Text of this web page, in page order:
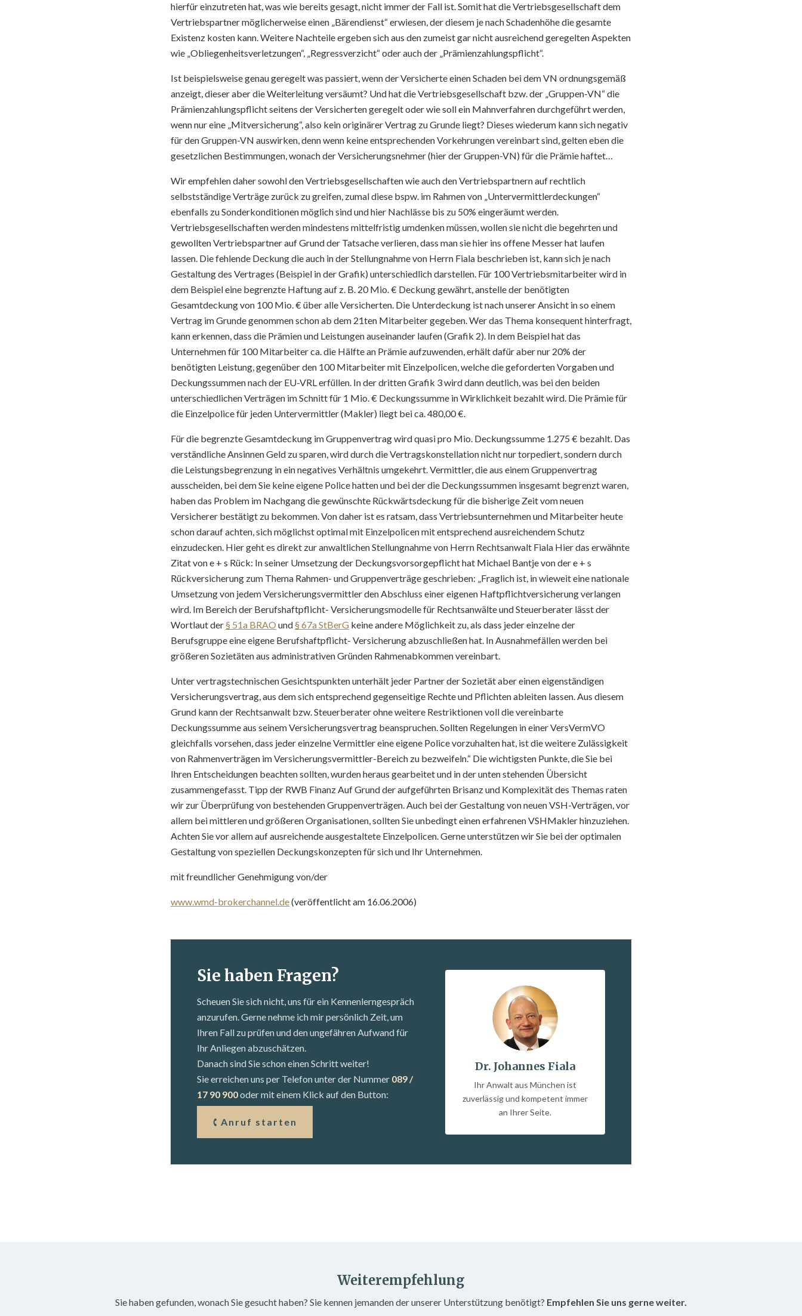
hierfür einzutreten hat, was wie bereits gesagt, nicht immer der Fall ist. Somit hat die Vertriebsgesellschaft dem
Vertriebspartner möglicherweise einen „Bärendienst“ erwiesen, der diesem je nach Schadenhöhe die gesamte
Existenz kosten kann. Weitere Nachteile ergeben sich aus den zumeist gar nicht ausreichend geregelten Aspekten
wie „Obliegenheitsverletzungen“, „Regressverzicht“ oder auch der „Prämienzahlungspflicht“.
Ist beispielsweise genau geregelt was passiert, wenn der Versicherte einen Schaden bei dem VN ordnungsgemäß
anzeigt, dieser aber die Weiterleitung versäumt? Und hat die Vertriebsgesellschaft bzw. der „Gruppen-VN“ die
Prämienzahlungspflicht seitens der Versicherten geregelt oder wie soll ein Mahnverfahren durchgeführt werden,
wenn nur eine „Mitversicherung“, also kein originärer Vertrag zu Grunde liegt? Dieses wiederum kann sich negativ
für den Gruppen-VN auswirken, denn wenn keine entsprechenden Vorkehrungen vereinbart sind, gelten eben die
gesetzlichen Bestimmungen, wonach der Versicherungsnehmer (hier der Gruppen-VN) für die Prämie haftet…
Wir empfehlen daher sowohl den Vertriebsgesellschaften wie auch den Vertriebspartnern auf rechtlich
selbstständige Verträge zurück zu greifen, zumal diese bspw. im Rahmen von „Untervermittlerdeckungen“
ebenfalls zu Sonderkonditionen möglich sind und hier Nachlässe bis zu 50% eingeräumt werden.
Vertriebsgesellschaften werden mindestens mittelfristig umdenken müssen, wollen sie nicht die begehrten und
gewollten Vertriebspartner auf Grund der Tatsache verlieren, dass man sie hier ins offene Messer hat laufen
lassen. Die fehlende Deckung die auch in der Stellungnahme von Herrn Fiala beschrieben ist, kann sich je nach
Gestaltung des Vertrages (Beispiel in der Grafik) unterschiedlich darstellen. Für 100 Vertriebsmitarbeiter wird in
dem Beispiel eine begrenzte Haftung auf z. B. 20 Mio. € Deckung gewährt, anstelle der benötigten
Gesamtdeckung von 100 Mio. € über alle Versicherten. Die Unterdeckung ist nach unserer Ansicht in so einem
Vertrag im Grunde genommen schon ab dem 21ten Mitarbeiter gegeben. Wer das Thema konsequent hinterfragt,
kann erkennen, dass die Prämien und Leistungen auseinander laufen (Grafik 2). In dem Beispiel hat das
Unternehmen für 100 Mitarbeiter ca. die Hälfte an Prämie aufzuwenden, erhält dafür aber nur 20% der
benötigten Leistung, gegenüber den 100 Mitarbeiter mit Einzelpolicen, welche die geforderten Vorgaben und
Deckungssummen nach der EU-VRL erfüllen. In der dritten Grafik 3 wird dann deutlich, was bei den beiden
unterschiedlichen Verträgen im Schnitt für 1 Mio. € Deckungssumme in Wirklichkeit bezahlt wird. Die Prämie für
die Einzelpolice für jeden Untervermittler (Makler) liegt bei ca. 480,00 €.
Für die begrenzte Gesamtdeckung im Gruppenvertrag wird quasi pro Mio. Deckungssumme 1.275 € bezahlt. Das
verständliche Ansinnen Geld zu sparen, wird durch die Vertragskonstellation nicht nur torpediert, sondern durch
die Leistungsbegrenzung in ein negatives Verhältnis umgekehrt. Vermittler, die aus einem Gruppenvertrag
ausscheiden, bei dem Sie keine eigene Police hatten und bei der die Deckungssummen insgesamt begrenzt waren,
haben das Problem im Nachgang die gewünschte Rückwärtsdeckung für die bisherige Zeit vom neuen
Versicherer bestätigt zu bekommen. Von daher ist es ratsam, dass Vertriebsunternehmen und Mitarbeiter heute
schon darauf achten, sich möglichst optimal mit Einzelpolicen mit entsprechend ausreichendem Schutz
einzudecken. Hier geht es direkt zur anwaltlichen Stellungnahme von Herrn Rechtsanwalt Fiala Hier das erwähnte
Zitat von e + s Rück: In seiner Umsetzung der Deckungsvorsorgepflicht hat Michael Bantje von der e + s
Rückversicherung zum Thema Rahmen- und Gruppenverträge geschrieben: „Fraglich ist, in wieweit eine nationale
Umsetzung von jedem Versicherungsvermittler den Abschluss einer eigenen Haftpflichtversicherung verlangen
wird. Im Bereich der Berufshaftpflicht- Versicherungsmodelle für Rechtsanwälte und Steuerberater lässt der
Wortlaut der§ 51a BRAO und§ 67a StBerG keine andere Möglichkeit zu, als dass jeder einzelne der
Berufsgruppe eine eigene Berufshaftpflicht- Versicherung abzuschließen hat. In Ausnahmefällen werden bei
größeren Sozietäten aus administrativen Gründen Rahmenabkommen vereinbart.
Unter vertragstechnischen Gesichtspunkten unterhält jeder Partner der Sozietät aber einen eigenständigen
Versicherungsvertrag, aus dem sich entsprechend gegenseitige Rechte und Pflichten ableiten lassen. Aus diesem
Grund kann der Rechtsanwalt bzw. Steuerberater ohne weitere Restriktionen voll die vereinbarte
Deckungssumme aus seinem Versicherungsvertrag beanspruchen. Sollten Regelungen in einer VersVermVO
gleichfalls vorsehen, dass jeder einzelne Vermittler eine eigene Police vorzuhalten hat, ist die weitere Zulässigkeit
von Rahmenverträgen im Versicherungsvermittler-Bereich zu bezweifeln.“ Die wichtigsten Punkte, die Sie bei
Ihren Entscheidungen beachten sollten, wurden heraus gearbeitet und in der unten stehenden Übersicht
zusammengefasst. Tipp der RWB Finanz Auf Grund der aufgeführten Brisanz und Komplexität des Themas raten
wir zur Überprüfung von bestehenden Gruppenverträgen. Auch bei der Gestaltung von neuen VSH-Verträgen, vor
allem bei mittleren und größeren Organisationen, sollten Sie unbedingt einen erfahrenen VSHMakler hinzuziehen.
Achten Sie vor allem auf ausreichende ausgestaltete Einzelpolicen. Gerne unterstützen wir Sie bei der optimalen
Gestaltung von speziellen Deckungskonzepten für sich und Ihr Unternehmen.
mit freundlicher Genehmigung von/der
www.wmd-brokerchannel.de(veröffentlicht am 16.06.2006)
Sie haben Fragen?
Scheuen Sie sich nicht, uns für ein Kennenlern­gespräch
anzurufen. Gerne nehme ich mir persönlich Zeit, um
Ihren Fall zu prüfen und den ungefähren Aufwand für
Ihr Anliegen abzuschätzen.
Danach sind Sie schon einen Schritt weiter!
Sie erreichen uns per Telefon unter der Nummer 089 /
17 90 900oder mit einem Klick auf den Button:
Anruf starten
Dr. Johannes Fiala
Ihr Anwalt aus München ist
zuverlässig und kompetent immer
an Ihrer Seite.
Weiterempfehlung
Sie haben gefunden, wonach Sie gesucht haben? Sie kennen jemanden der unserer Unterstützung benötigt? Empfehlen Sie uns gerne weiter.